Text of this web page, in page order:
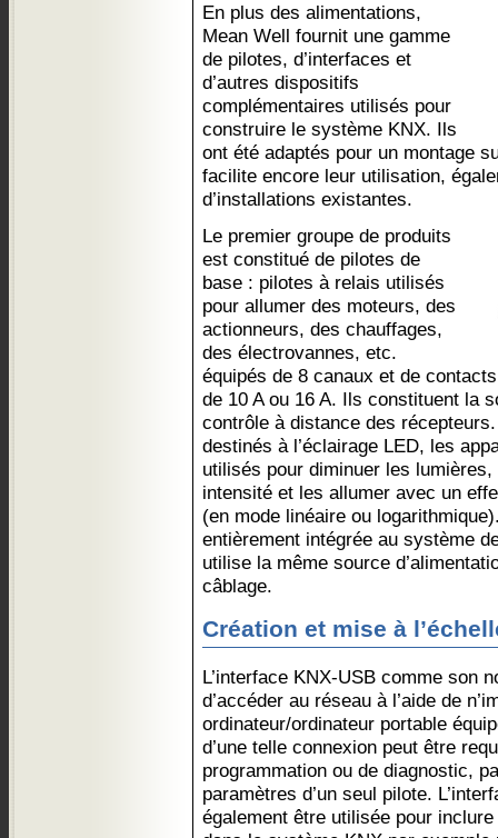
En plus des alimentations,
Mean Well fournit une gamme
de pilotes, d’interfaces et
d’autres dispositifs
complémentaires utilisés pour
construire le système KNX. Ils
ont été adaptés pour un montage
facilite encore leur utilisation,
d’installations existantes.
Le premier groupe de produits
est constitué de pilotes de
base : pilotes à relais utilisés
pour allumer des moteurs, des
actionneurs, des chauffages,
des électrovannes, etc.
équipés de 8 canaux et de
de 10 A ou 16 A. Ils constituent la
contrôle à distance des
destinés à l’éclairage LED, les
utilisés pour diminuer les
intensité et les allumer avec un
(en mode linéaire ou
entièrement intégrée au système
utilise la même source
câblage.
Création et mise à
L’interface KNX-USB comme son
d’accéder au réseau à l’aide de
ordinateur/ordinateur portable
d’une telle connexion peut être
programmation ou de diagnostic,
paramètres d’un seul pilote.
également être utilisée pour